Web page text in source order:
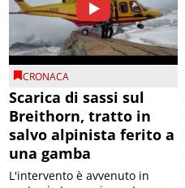
CRONACA
Scarica di sassi sul
Breithorn, tratto in
salvo alpinista ferito a
una gamba
L'intervento è avvenuto in